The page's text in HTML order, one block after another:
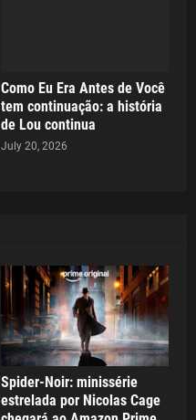
Como Eu Era Antes de Você
tem continuação: a história
de Lou continua
July 20, 2026
Spider-Noir: minissérie
estrelada por Nicolas Cage